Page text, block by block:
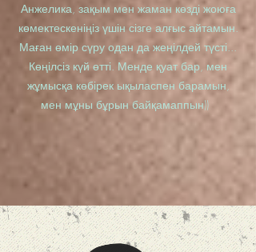
Анжелика, зақым мен жаман көзді жоюға
көмектескеніңіз үшін сізге алғыс айтамын.
Маған өмір сүру одан да жеңілдей түсті...
Көңілсіз күй өтті. Менде қуат бар, мен
жұмысқа көбірек ықыласпен барамын,
мен мұны бұрын байқамаппын))